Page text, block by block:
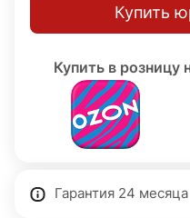
Купить
Купить в розницу
Гарантия 24 месяца